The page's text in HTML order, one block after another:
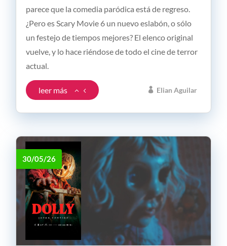
Elian Aguilar
parece que la comedia paródica está de regreso.
¿Pero es Scary Movie 6 un nuevo eslabón, o sólo
un festejo de tiempos mejores? El elenco original
vuelve, y lo hace riéndose de todo el cine de terror
actual.
leer más
30/05/26